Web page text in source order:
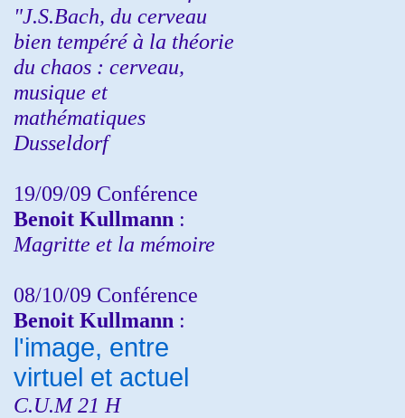
"J.S.Bach, du cerveau
bien tempéré à la théorie
du chaos : cerveau,
musique et
mathématiques
Dusseldorf
19/09/09 Conférence
Benoit Kullmann :
Magritte et la mémoire
08/10/09 Conférence
Benoit Kullmann :
l'image, entre
virtuel et actuel
C.U.M 21 H